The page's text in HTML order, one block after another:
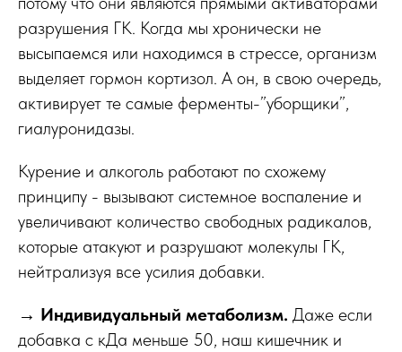
разрушения ГК. Когда мы хронически не
высыпаемся или находимся в стрессе, организм
выделяет гормон кортизол. А он, в свою очередь,
активирует те самые ферменты-”уборщики”,
гиалуронидазы.
Курение и алкоголь работают по схожему
принципу - вызывают системное воспаление и
увеличивают количество свободных радикалов,
которые атакуют и разрушают молекулы ГК,
нейтрализуя все усилия добавки.
→ Индивидуальный метаболизм. Даже если
добавка с кДа меньше 50, наш кишечник и